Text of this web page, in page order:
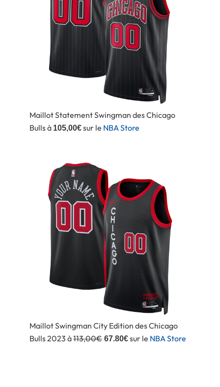
Maillot Statement Swingman des Chicago
Bulls à 105,00€sur le NBA Store
Maillot Swingman City Edition des Chicago
Bulls 2023 à113,00€ 67.80€sur le NBA Store